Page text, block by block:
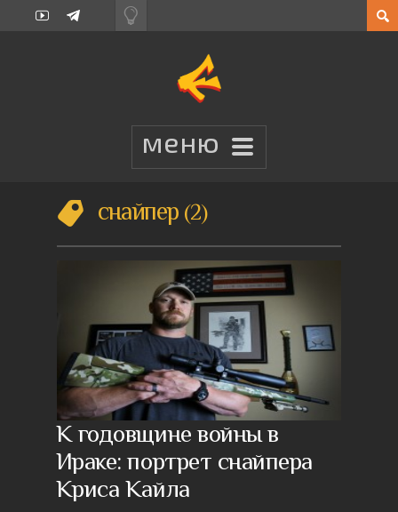
снайпер 2
К годовщине войны в
Ираке: портрет снайпера
Криса Кайла